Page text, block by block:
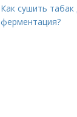
Как сушить
ферментация?